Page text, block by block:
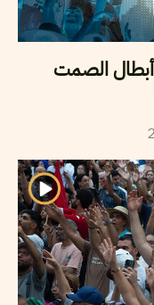
أبطال الصمت